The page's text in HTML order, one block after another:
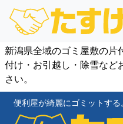
新潟県全域のゴミ屋敷の片
付け・お引越し・除雪など
さい。
便利屋が綺麗にゴミットする